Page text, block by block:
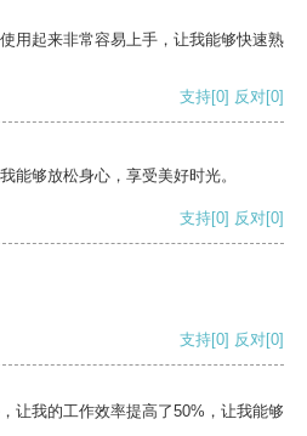
用起来非常容易上手，让我能够快速熟
支持[0] 反对[0]
能够放松身心，享受美好时光。
支持[0] 反对[0]
支持[0] 反对[0]
让我的工作效率提高了50%，让我能够